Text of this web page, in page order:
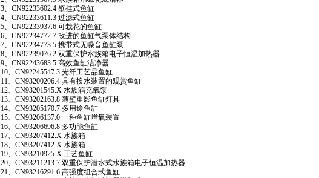
3、CN92233602.4 壁挂式鱼缸
4、CN92233611.3 过滤式鱼缸
5、CN92233937.6 可栽花的鱼缸
6、CN92234772.7 改进的鱼缸气泵体结构
7、CN92234773.5 携带式无噪音鱼缸泵
8、CN92239076.2 双重保护水族箱电子恒温加热器
9、CN92243683.5 高效鱼缸洁净器
10、CN92245547.3 光纤工艺品鱼缸
11、CN93200206.4 具有换水装置的观赏鱼缸
12、CN93201545.X 水族箱充氧泵
13、CN93202163.8 薄壁重影鱼缸灯具
14、CN93205170.7 多用途鱼缸
15、CN93206137.0 一种鱼缸增氧装置
16、CN93206696.8 多功能鱼缸
17、CN93207412.X 水族箱
18、CN93207412.X 水族箱
19、CN93210925.X 工艺鱼缸
20、CN93211213.7 双重保护潜水式水族箱电子恒温加热器
21、CN93216291.6 高强度组合式鱼缸